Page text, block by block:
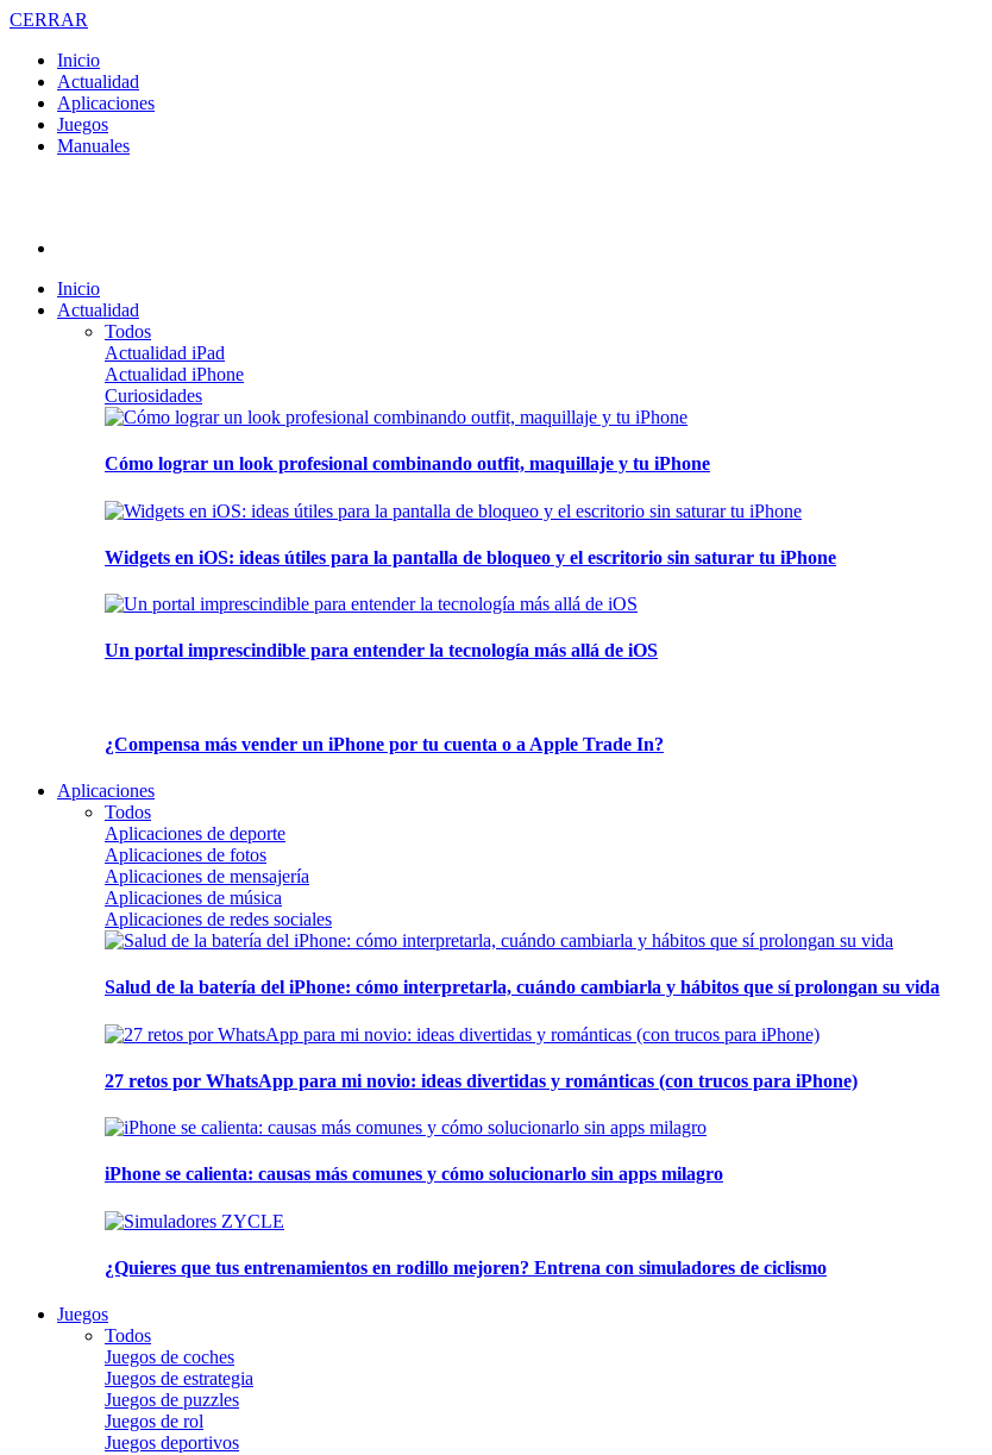
CERRAR
Inicio
Actualidad
Aplicaciones
Juegos
Manuales
Inicio
Actualidad
Todos
Actualidad iPad
Actualidad iPhone
Curiosidades
Cómo lograr un look profesional combinando outfit, maquillaje y tu iPhone
Widgets en iOS: ideas útiles para la pantalla de bloqueo y el escritorio sin saturar tu iPhone
Un portal imprescindible para entender la tecnología más allá de iOS
¿Compensa más vender un iPhone por tu cuenta o a Apple Trade In?
Aplicaciones
Todos
Aplicaciones de deporte
Aplicaciones de fotos
Aplicaciones de mensajería
Aplicaciones de música
Aplicaciones de redes sociales
Salud de la batería del iPhone: cómo interpretarla, cuándo cambiarla y hábitos que sí prolongan su vida
27 retos por WhatsApp para mi novio: ideas divertidas y románticas (con trucos para iPhone)
iPhone se calienta: causas más comunes y cómo solucionarlo sin apps milagro
¿Quieres que tus entrenamientos en rodillo mejoren? Entrena con simuladores de ciclismo
Juegos
Todos
Juegos de coches
Juegos de estrategia
Juegos de puzzles
Juegos de rol
Juegos deportivos